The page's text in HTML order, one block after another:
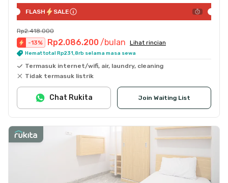
FLASH SALE
Rp2.418.000
-13% Rp2.086.200 /bulan Lihat rincian
Hemat total Rp231,8rb selama masa sewa
Termasuk internet/wifi, air, laundry, cleaning
Tidak termasuk listrik
Join Waiting List
Chat Rukita